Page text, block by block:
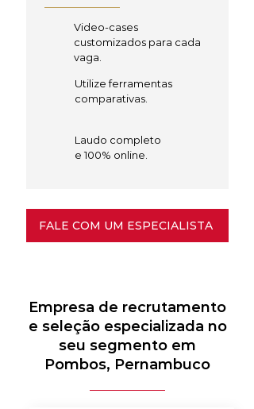
Video-cases
customizados para cada
vaga.
Utilize ferramentas
comparativas.
Laudo completo
e 100% online.
FALE COM UM ESPECIALISTA
Empresa de recrutamento
e seleção especializada no
seu segmento em
Pombos, Pernambuco